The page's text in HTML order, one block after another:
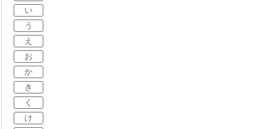
い
う
え
お
か
き
く
け